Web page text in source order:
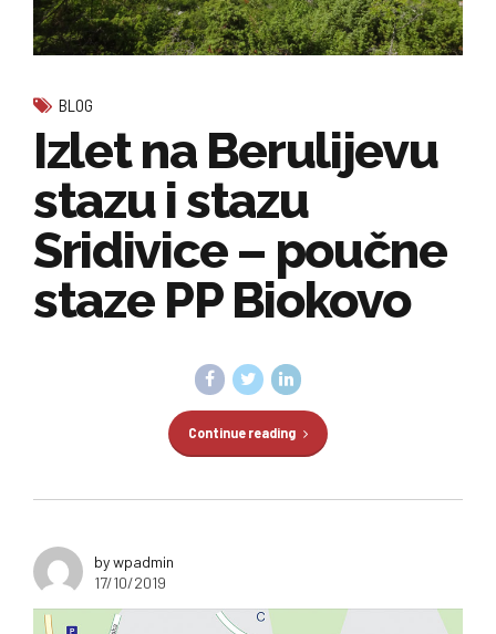
BLOG
Izlet na Berulijevu
stazu i stazu
Sridivice – poučne
staze PP Biokovo
Continue reading
by wpadmin
17/10/2019